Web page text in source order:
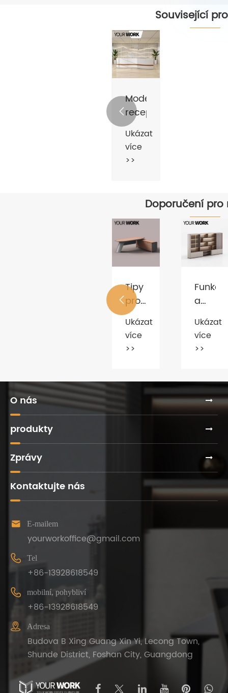
Související
Moderní
recepce
Ukázat
více
>>

Doporučení pro
Jaké
jsou
běžně
používané
materiály
židle?
Ukázat
více
>>
Jaký
stůl?
Ukázat
více

O nás
produkty
Zprávy
Kontaktujte nás
 E-mailem
yourworkoffice@gmail.com
 Tel
+86-13928618549
 mobilní, pohybliví
+86-13928618549
 Adresa
Budova B Xing Guang Xin Yi, Lecong Town,
Shunde District, Foshan City, Guangdong